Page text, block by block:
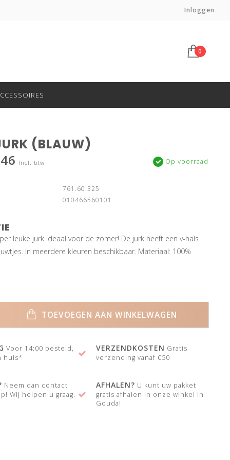
Inloggen
0
(BLAUW)
Incl. btw Op voorraad
761.60.325
010466560101
leuke jurk ideaal voor de zomer! De jurk heeft een v-hals
In meerdere kleuren beschikbaar. Materiaal: 100%
TOEVOEGEN AAN WINKELWAGEN
Voor 14:00 besteld,
huis*
VERZENDKOSTEN Gratis
verzending vanaf €50
Neem dan contact
Wij helpen u graag.
AFHALEN? U kunt uw pakket
gratis afhalen in onze winkel in
Gouda!